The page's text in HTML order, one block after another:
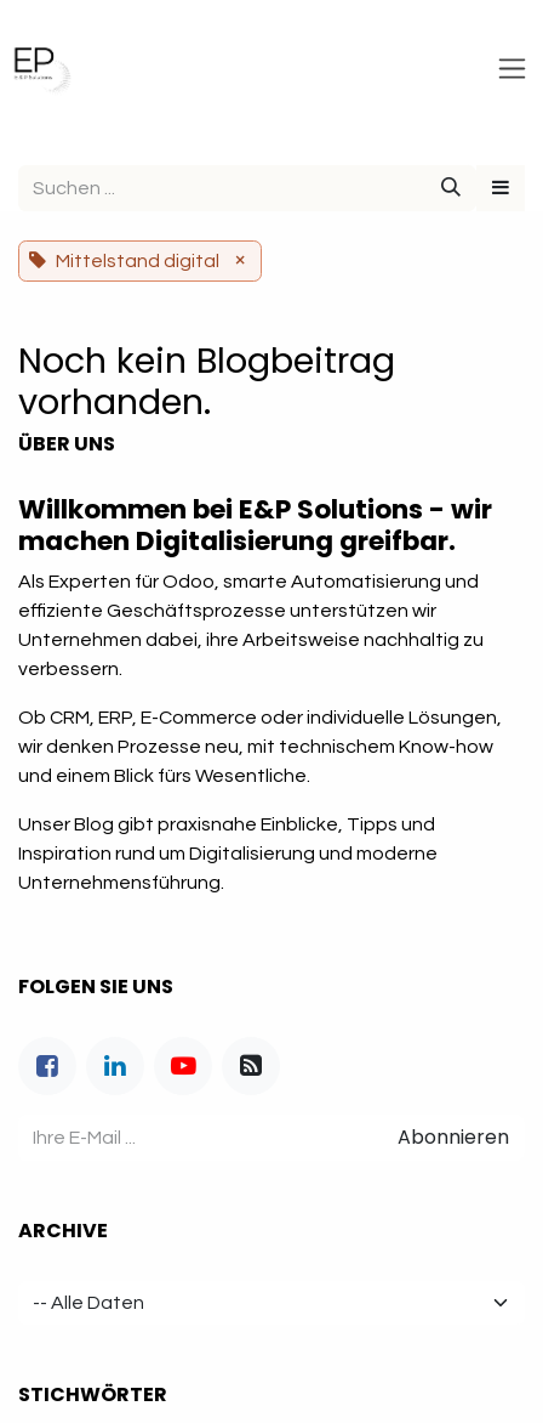
Mittelstand digital ×
Noch kein Blogbeitrag
vorhanden.
ÜBER UNS
Willkommen bei E&P Solutions - wir
machen Digitalisierung greifbar.
Als Experten für Odoo, smarte Automatisierung und
effiziente Geschäftsprozesse unterstützen wir
Unternehmen dabei, ihre Arbeitsweise nachhaltig zu
verbessern.
Ob CRM, ERP, E-Commerce oder individuelle Lösungen,
wir denken Prozesse neu, mit technischem Know-how
und einem Blick fürs Wesentliche.
Unser Blog gibt praxisnahe Einblicke, Tipps und
Inspiration rund um Digitalisierung und moderne
Unternehmensführung.
FOLGEN SIE UNS
Abonnieren
ARCHIVE
STICHWÖRTER